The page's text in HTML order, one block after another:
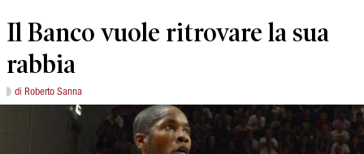
Il Banco vuole ritrovare la sua
rabbia
di Roberto Sanna